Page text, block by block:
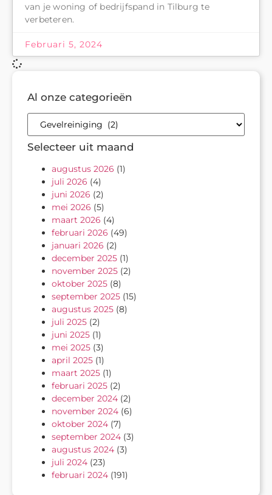
van je woning of bedrijfspand in Tilburg te
verbeteren.
Februari 5, 2024
Al onze categorieën
Selecteer uit maand
augustus 2026 (1)
juli 2026 (4)
juni 2026 (2)
mei 2026 (5)
maart 2026 (4)
februari 2026 (49)
januari 2026 (2)
december 2025 (1)
november 2025 (2)
oktober 2025 (8)
september 2025 (15)
augustus 2025 (8)
juli 2025 (2)
juni 2025 (1)
mei 2025 (3)
april 2025 (1)
maart 2025 (1)
februari 2025 (2)
december 2024 (2)
november 2024 (6)
oktober 2024 (7)
september 2024 (3)
augustus 2024 (3)
juli 2024 (23)
februari 2024 (191)